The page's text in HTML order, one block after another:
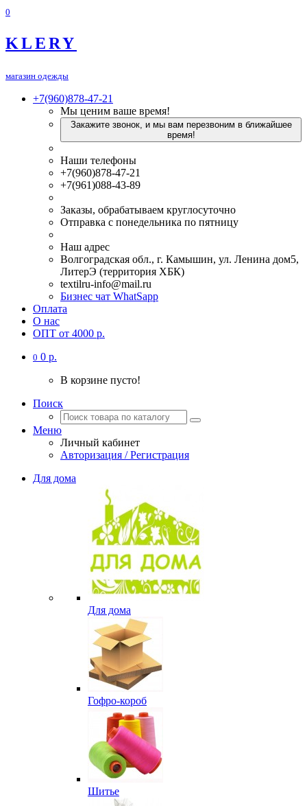
0
KLERY
магазин одежды
+7(960)878-47-21
Мы ценим ваше время!
Закажите звонок, и мы вам перезвоним в ближайшее
время!
Наши телефоны
+7(960)878-47-21
+7(961)088-43-89
Заказы, обрабатываем круглосуточно
Отправка с понедельника по пятницу
Наш адрес
Волгоградская обл., г. Камышин, ул. Ленина дом5,
ЛитерЭ (территория ХБК)
textilru-info@mail.ru
Бизнес чат WhatSapp
Оплата
О нас
ОПТ от 4000 р.
0 0 р.
В корзине пусто!
Поиск
Меню
Личный кабинет
Авторизация / Регистрация
Для дома
Для дома
Гофро-короб
Шитье